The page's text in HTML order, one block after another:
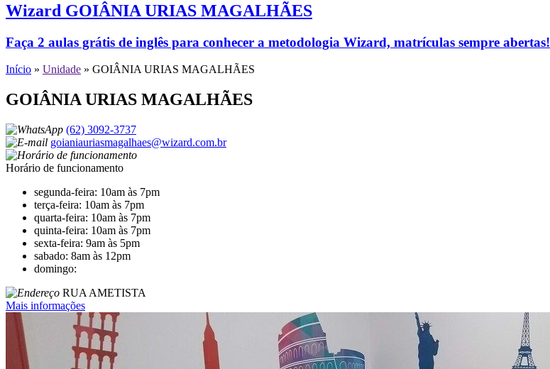
Wizard GOIÂNIA URIAS MAGALHÃES
Faça 2 aulas grátis de inglês para conhecer a metodologia Wizard, matrículas sempre abertas!
Início » Unidade » GOIÂNIA URIAS MAGALHÃES
GOIÂNIA URIAS MAGALHÃES
(62) 3092-3737
goianiauriasmagalhaes@wizard.com.br
Horário de funcionamento
segunda-feira: 10am às 7pm
terça-feira: 10am às 7pm
quarta-feira: 10am às 7pm
quinta-feira: 10am às 7pm
sexta-feira: 9am às 5pm
sabado: 8am às 12pm
domingo:
RUA AMETISTA
Mais informações